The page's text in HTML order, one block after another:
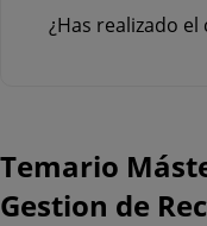
¿Has realizado el
Temario
Gestion de